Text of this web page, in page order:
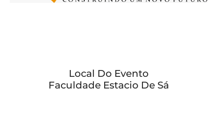
Local Do Evento
Faculdade Estacio De Sá